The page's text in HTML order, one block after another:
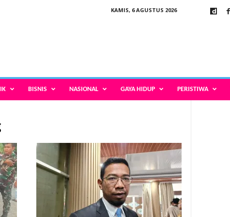
KAMIS, 6 AGUSTUS 2026
BISNIS NASIONAL GAYA HIDUP PERISTIWA